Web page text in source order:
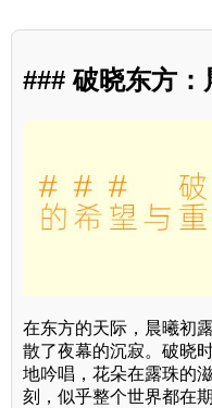
### 破晓东方
在东方的天际，晨曦初
散了夜幕的沉寂。破晓
地吟唱，花朵在露珠的
刻，似乎整个世界都在